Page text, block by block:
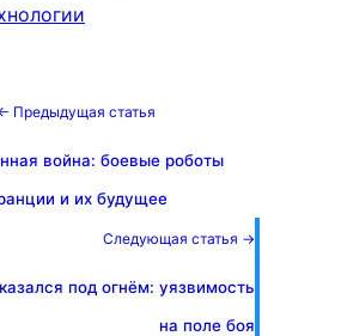
Предыдущая статья
война: боевые роботы
и их будущее
Следующая статья →
под огнём: уязвимость
на поле боя